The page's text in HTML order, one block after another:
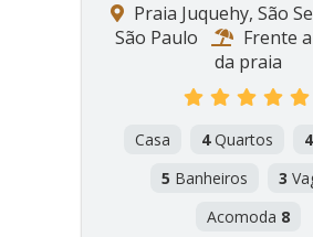
Praia Juquehy, São
São Paulo
Frente
da praia
Casa 4Quartos 4
5 Banheiros 3
Acomoda 8